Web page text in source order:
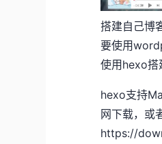
搭建自己博
要使用
使用hexo搭
hexo支持
网下载，或
https://